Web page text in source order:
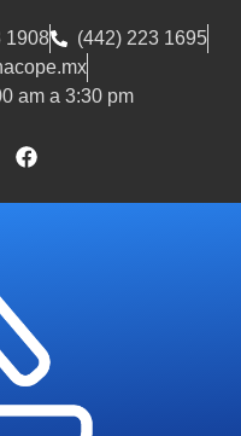
1908
(442) 223 1695
am a 3:30 pm